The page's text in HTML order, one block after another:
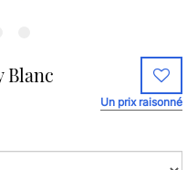
Blanc
Un prix raisonné